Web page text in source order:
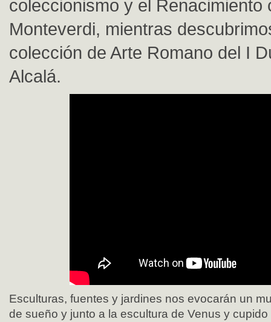
coleccionismo y el Renacimiento
Monteverdi, mientras
colección de Arte Romano del I
Alcalá.
Esculturas, fuentes y jardines nos evocarán un
de sueño y junto a la escultura de Venus y